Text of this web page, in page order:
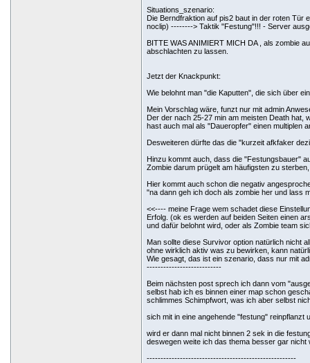
Situations_szenario:
Die Berndfraktion auf pis2 baut in der roten Tür
noclip) --------> Taktik "Festung"!!! - Server
BITTE WAS ANIMIERT MICH DA , als zombie
abschlachten zu lassen.
Jetzt der Knackpunkt:
Wie belohnt man "die Kaputten", die sich über
Mein Vorschlag wäre, funzt nur mit admin
Der der nach 25-27 min am meisten Death hat,
hast auch mal als "Daueropfer" einen multiplen
Desweiteren dürfte das die "kurzeit afkfaker
Hinzu kommt auch, dass die "Festungsbauer"
Zombie darum prügelt am häufigsten zu
Hier kommt auch schon die negativ
"na dann geh ich doch als zombie her und lass
<<---- meine Frage wem schadet diese
Erfolg. (ok es werden auf beiden Seiten einen
und dafür belohnt wird, oder als Zombie team
Man sollte diese Survivor option natürlich nicht
ohne wirklich aktiv was zu bewirken, kann
Wie gesagt, das ist ein szenario, dass nur mit
---------------------------
Beim nächsten post sprech ich dann vom
selbst hab ich es binnen einer map schon
schlimmes Schimpfwort, was ich aber selbst
sich mit in eine angehende "festung" reinpflanzt
wird er dann mal nicht binnen 2 sek in die
deswegen weite ich das thema besser gar
------------------------------------------------------